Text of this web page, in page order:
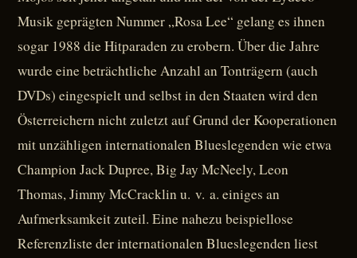
Musik geprägten Nummer „Rosa Lee“ gelang es ihnen
sogar 1988 die Hitparaden zu erobern. Über die Jahre
wurde eine beträchtliche Anzahl an Tonträgern (auch
DVDs) eingespielt und selbst in den Staaten wird den
Österreichern nicht zuletzt auf Grund der Kooperationen
mit unzähligen internationalen Blueslegenden wie etwa
Champion Jack Dupree, Big Jay McNeely, Leon
Thomas, Jimmy McCracklin u. v. a. einiges an
Aufmerksamkeit zuteil. Eine nahezu beispiellose
Referenzliste der internationalen Blueslegenden liest